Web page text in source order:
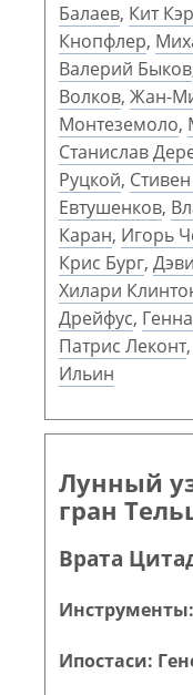
Балаев, Кит
Кнопфлер,
Валерий Быков
Волков, Жан-
Монтеземоло,
Станислав
Руцкой,
Евтушенков,
Каран, Игорь
Крис Бург,
Хилари
Дрейфус,
Патрис Леконт,
Ильин
Лунный
гран
Врата
Ипостаси: